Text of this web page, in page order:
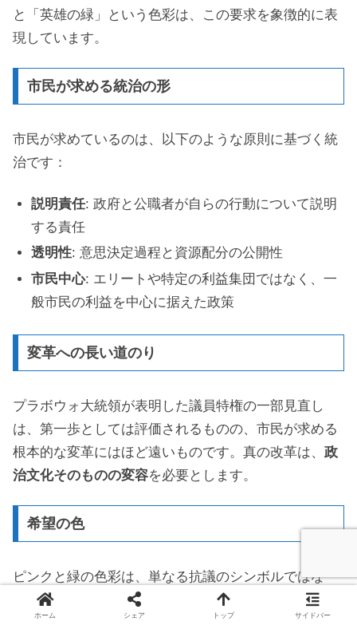
と「英雄の緑」という色彩は、この要求を象徴的に表
現しています。
市民が求める統治の形
市民が求めているのは、以下のような原則に基づく統
治です：
説明責任: 政府と公職者が自らの行動について説明
する責任
透明性: 意思決定過程と資源配分の公開性
市民中心: エリートや特定の利益集団ではなく、一
般市民の利益を中心に据えた政策
変革への長い道のり
プラボウォ大統領が表明した議員特権の一部見直し
は、第一歩としては評価されるものの、市民が求める
根本的な変革にはほど遠いものです。真の改革は、 政
治文化そのものの変容を必要とします。
希望の色
ピンクと緑の色彩は、単なる抗議のシンボルではな
く、新たなインドネシアのビジョンを表しています。
ホーム シェア トップ サイドバー